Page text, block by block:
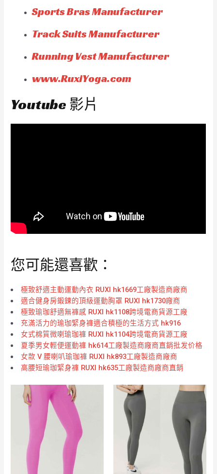
Sports Bras Manufacturer
Track Suits Manufacturer
Running Vest Manufacturer
www.RuxiYoga.com
Youtube 影片
您可能還喜歡：
極致舒適主動運動內衣 RUXI hk1669工廠製造商廠商
適合健身房鍛鍊的頂級運動胸罩 RUXI hk1730廠商
極致瑜珈舒適無褲感 RUXI hk1108跨境電商貨源工廠
充滿活力的瑜珈緊身褲適合積極的生活方式 hk916
女式棉質微喇瑜珈褲 RUXI hk1104跨境電商貨源工廠
夏季男女輕便運動褲 hk614工廠製造商廠商直銷批发价格
女款 V 腰喇叭瑜珈褲 RUXI hk893工廠製造商廠商
高腰短瑜珈緊身褲 RUXI hk635工廠製造商廠商直銷